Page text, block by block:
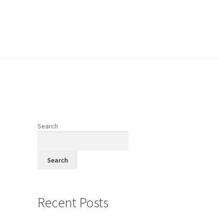
Search
Search
Recent Posts